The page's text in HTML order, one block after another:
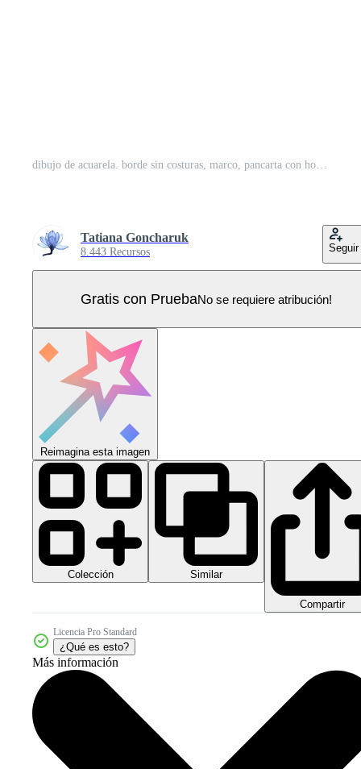
dibujo de acuarela. borde sin costuras, marco, pancarta con hojas tropicales. hojas verdes de palma, monstera, hojas de plátano sobre un fondo blanco. plantas de la selva, selva tropical. Vector Pro
Tatiana Goncharuk
8.443 Recursos Seguir
Gratis con PruebaNo se requiere atribución!
Reimagina esta imagen
Colección Similar
Compartir
Licencia Pro Standard
¿Qué es esto?
Más información